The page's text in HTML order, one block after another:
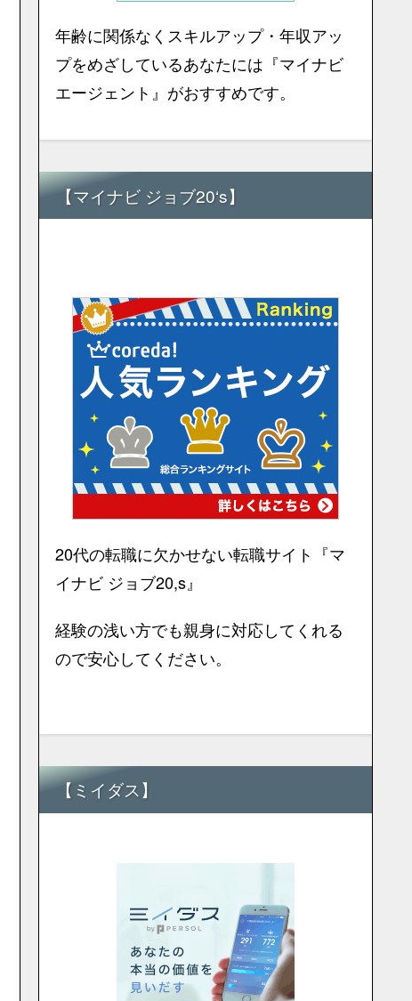
年齢に関係なくスキルアップ・年収アッ
プをめざしているあなたには『マイナビ
エージェント』がおすすめです。
【マイナビ ジョブ20‘s】
20代の転職に欠かせない転職サイト『マ
イナビ ジョブ20,s』
経験の浅い方でも親身に対応してくれる
ので安心してください。
【ミイダス】